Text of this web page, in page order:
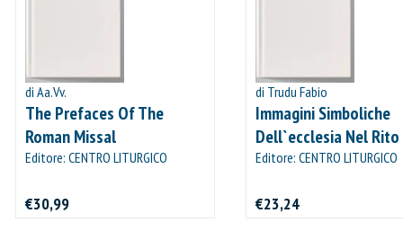
di Aa.Vv.
The Prefaces Of The
Roman Missal
Editore: CENTRO LITURGICO
€30,99
di Trudu Fabio
Immagini Simboliche
Dell`ecclesia Nel Rito
Dedicazione Della
Editore: CENTRO LITURGICO
€23,24